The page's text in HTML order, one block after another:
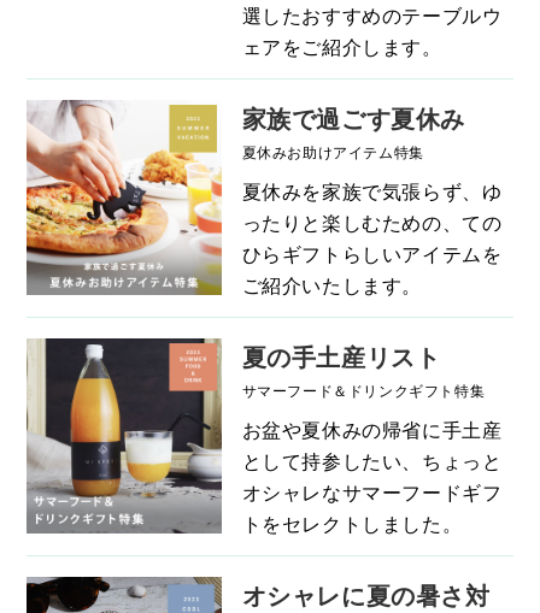
選したおすすめのテーブルウ
ェアをご紹介します。
家族で過ごす夏休み
夏休みお助けアイテム特集
夏休みを家族で気張らず、ゆ
ったりと楽しむための、ての
ひらギフトらしいアイテムを
ご紹介いたします。
夏の手土産リスト
サマーフード＆ドリンクギフト特集
お盆や夏休みの帰省に手土産
として持参したい、ちょっと
オシャレなサマーフードギフ
トをセレクトしました。
オシャレに夏の暑さ対